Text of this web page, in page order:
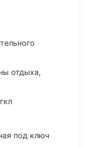
отдыха,
под ключ